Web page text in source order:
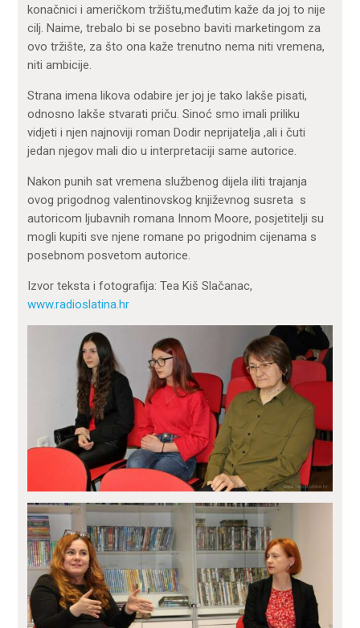
konačnici i američkom tržištu,međutim kaže da joj to nije
cilj. Naime, trebalo bi se posebno baviti marketingom za
ovo tržište, za što ona kaže trenutno nema niti vremena,
niti ambicije.
Strana imena likova odabire jer joj je tako lakše pisati,
odnosno lakše stvarati priču. Sinoć smo imali priliku
vidjeti i njen najnoviji roman Dodir neprijatelja ,ali i čuti
jedan njegov mali dio u interpretaciji same autorice.
Nakon punih sat vremena službenog dijela iliti trajanja
ovog prigodnog valentinovskog književnog susreta s
autoricom ljubavnih romana Innom Moore, posjetitelji su
mogli kupiti sve njene romane po prigodnim cijenama s
posebnom posvetom autorice.
Izvor teksta i fotografija: Tea Kiš Slačanac,
www.radioslatina.hr